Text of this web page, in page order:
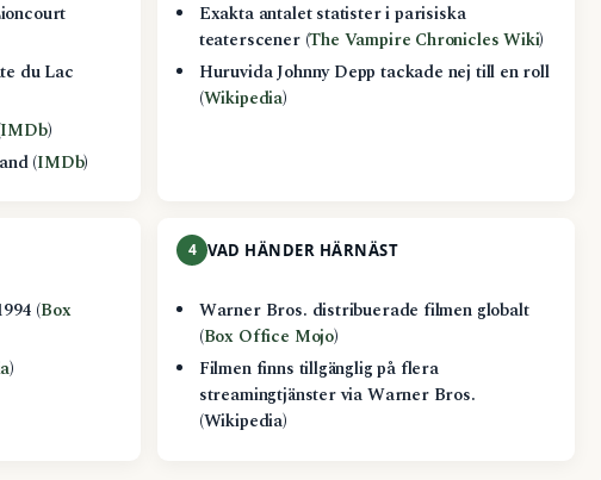
du Lac
IMDb)
(IMDb)
Exakta antalet statister i parisiska
teaterscener (The Vampire Chronicles Wiki)
Huruvida Johnny Depp tackade nej till en roll
(Wikipedia)
(Box
)
4 VAD HÄNDER HÄRNÄST
Warner Bros. distribuerade filmen globalt
(Box Office Mojo)
Filmen finns tillgänglig på flera
streamingtjänster via Warner Bros.
(Wikipedia)